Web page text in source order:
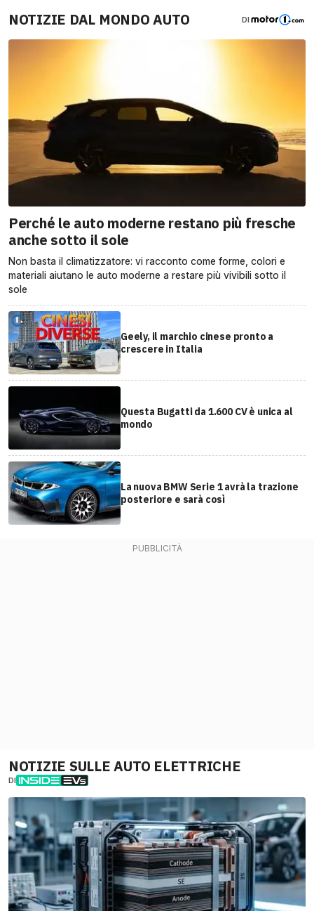
NOTIZIE DAL MONDO AUTO DI
Perché le auto moderne restano più fresche
anche sotto il sole
Non basta il climatizzatore: vi racconto come forme, colori e
materiali aiutano le auto moderne a restare più vivibili sotto il
sole
Geely, il marchio cinese pronto a
crescere in Italia
Questa Bugatti da 1.600 CV è unica al
mondo
La nuova BMW Serie 1 avrà la trazione
posteriore e sarà così
NOTIZIE SULLE AUTO ELETTRICHE
DI